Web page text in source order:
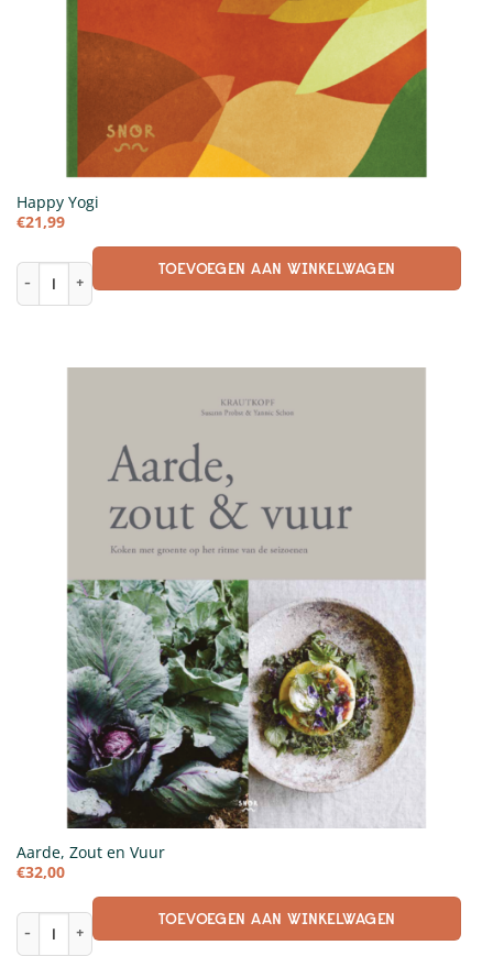
Happy Yogi
€21,99
Happy Yogi aantal TOEVOEGEN AAN WINKELWAGEN
Aarde, Zout en Vuur
€32,00
Aarde, Zout en Vuur aantalTOEVOEGEN AAN WINKELWAGEN